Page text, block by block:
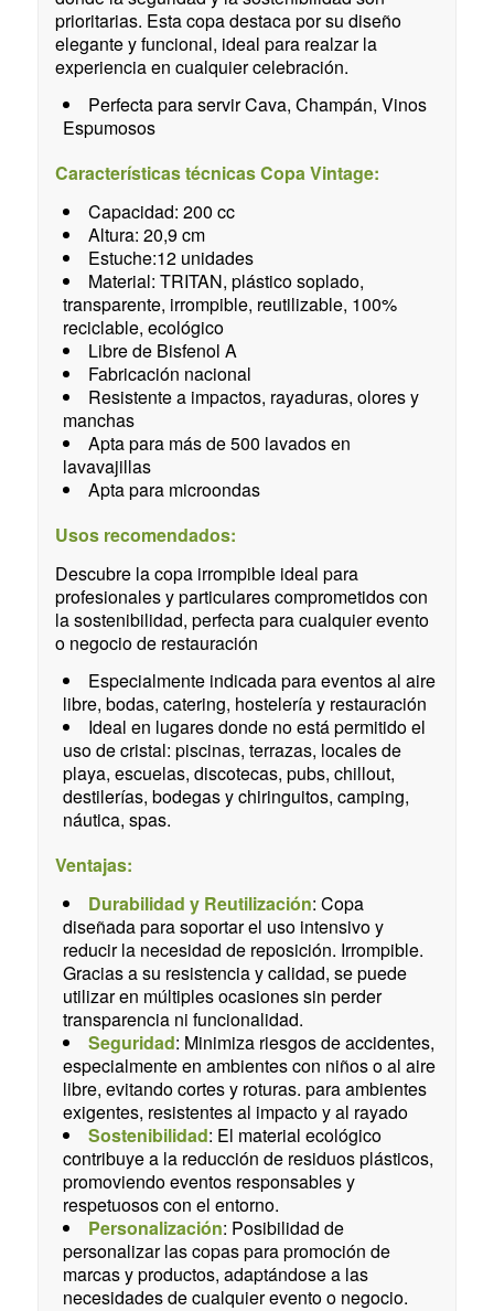
prioritarias. Esta copa destaca por su diseño
elegante y funcional, ideal para realzar la
experiencia en cualquier celebración.
Perfecta para servir Cava, Champán, Vinos
Espumosos
Características técnicas Copa Vintage:
Capacidad: 200 cc
Altura: 20,9 cm
Estuche:12 unidades
Material: TRITAN, plástico soplado,
transparente, irrompible, reutilizable, 100%
reciclable, ecológico
Libre de Bisfenol A
Fabricación nacional
Resistente a impactos, rayaduras, olores y
manchas
Apta para más de 500 lavados en
lavavajillas
Apta para microondas
Usos recomendados:
Descubre la copa irrompible ideal para
profesionales y particulares comprometidos con
la sostenibilidad, perfecta para cualquier evento
o negocio de restauración
Especialmente indicada para eventos al aire
libre, bodas, catering, hostelería y restauración
Ideal en lugares donde no está permitido el
uso de cristal: piscinas, terrazas, locales de
playa, escuelas, discotecas, pubs, chillout,
destilerías, bodegas y chiringuitos, camping,
náutica, spas.
Ventajas:
Durabilidad y Reutilización: Copa
diseñada para soportar el uso intensivo y
reducir la necesidad de reposición. Irrompible.
Gracias a su resistencia y calidad, se puede
utilizar en múltiples ocasiones sin perder
transparencia ni funcionalidad.
Seguridad: Minimiza riesgos de accidentes,
especialmente en ambientes con niños o al aire
libre, evitando cortes y roturas. para ambientes
exigentes, resistentes al impacto y al rayado
Sostenibilidad: El material ecológico
contribuye a la reducción de residuos plásticos,
promoviendo eventos responsables y
respetuosos con el entorno.
Personalización: Posibilidad de
personalizar las copas para promoción de
marcas y productos, adaptándose a las
necesidades de cualquier evento o negocio.